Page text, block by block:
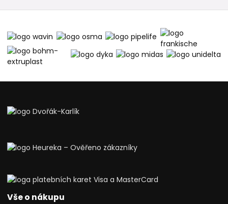
Vše o nákupu